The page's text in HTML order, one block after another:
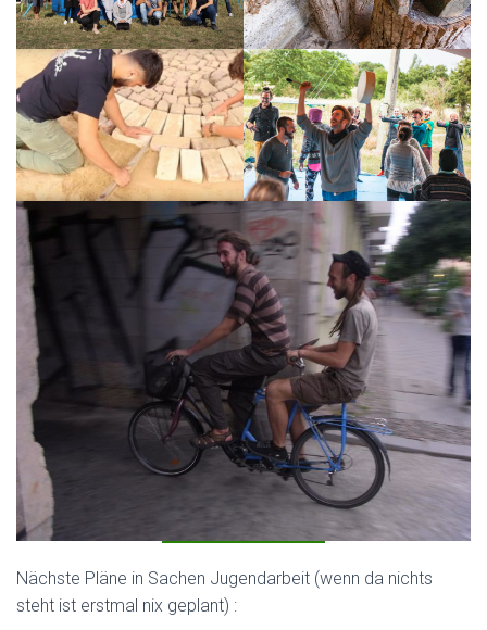
Nächste Pläne in Sachen Jugendarbeit (wenn da nichts
steht ist erstmal nix geplant) :